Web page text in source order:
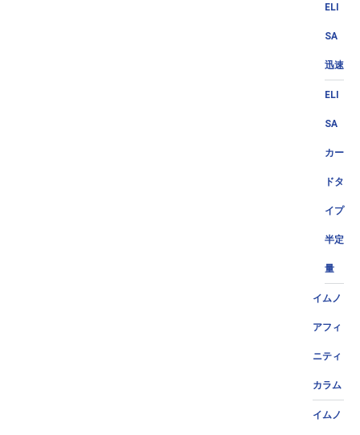
ELI
SA
迅速
ELI
SA
カー
ドタ
イプ
半定
量
イムノ
アフィ
ニティ
カラム
イムノ